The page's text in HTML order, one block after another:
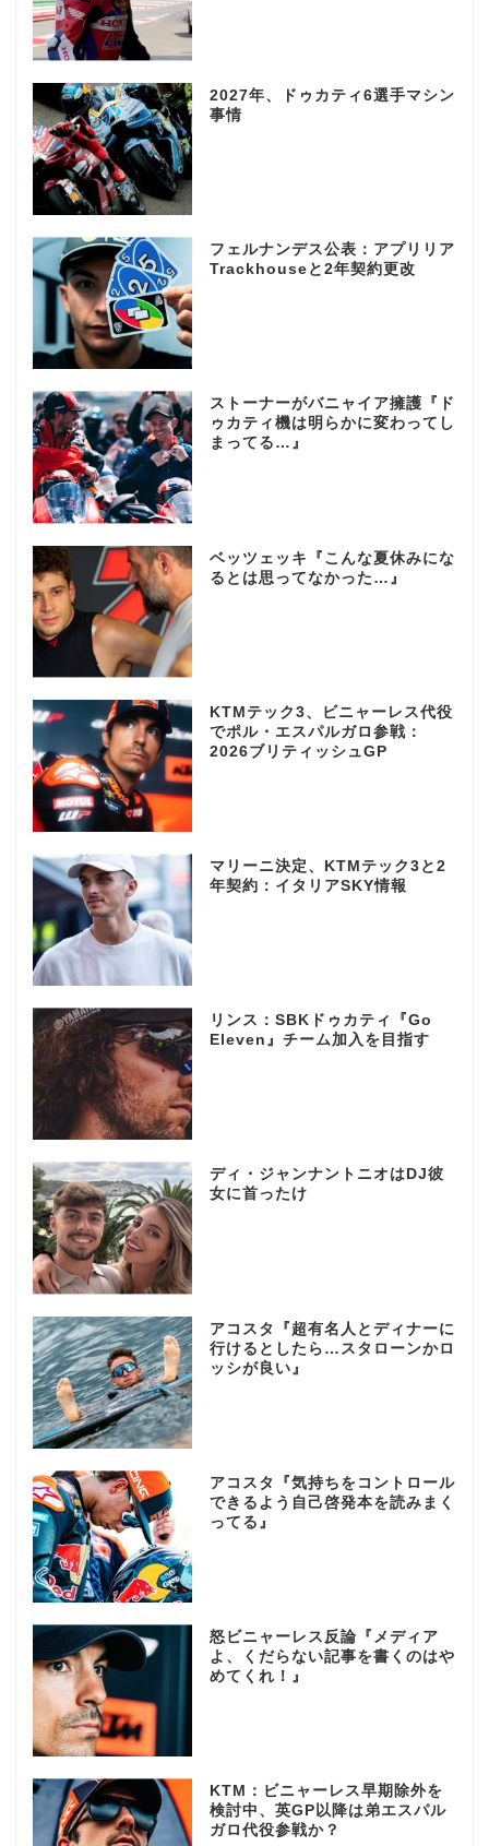
2027年、ドゥカティ6選手マシン
事情
フェルナンデス公表：アプリリア
Trackhouseと2年契約更改
ストーナーがバニャイア擁護『ド
ゥカティ機は明らかに変わってし
まってる…』
ベッツェッキ『こんな夏休みにな
るとは思ってなかった…』
KTMテック3、ビニャーレス代役
でポル・エスパルガロ参戦：
2026ブリティッシュGP
マリーニ決定、KTMテック3と2
年契約：イタリアSKY情報
リンス：SBKドゥカティ『Go
Eleven』チーム加入を目指す
ディ・ジャンナントニオはDJ彼
女に首ったけ
アコスタ『超有名人とディナーに
行けるとしたら…スタローンかロ
ッシが良い』
アコスタ『気持ちをコントロール
できるよう自己啓発本を読みまく
ってる』
怒ビニャーレス反論『メディア
よ、くだらない記事を書くのはや
めてくれ！』
KTM：ビニャーレス早期除外を
検討中、英GP以降は弟エスパル
ガロ代役参戦か？